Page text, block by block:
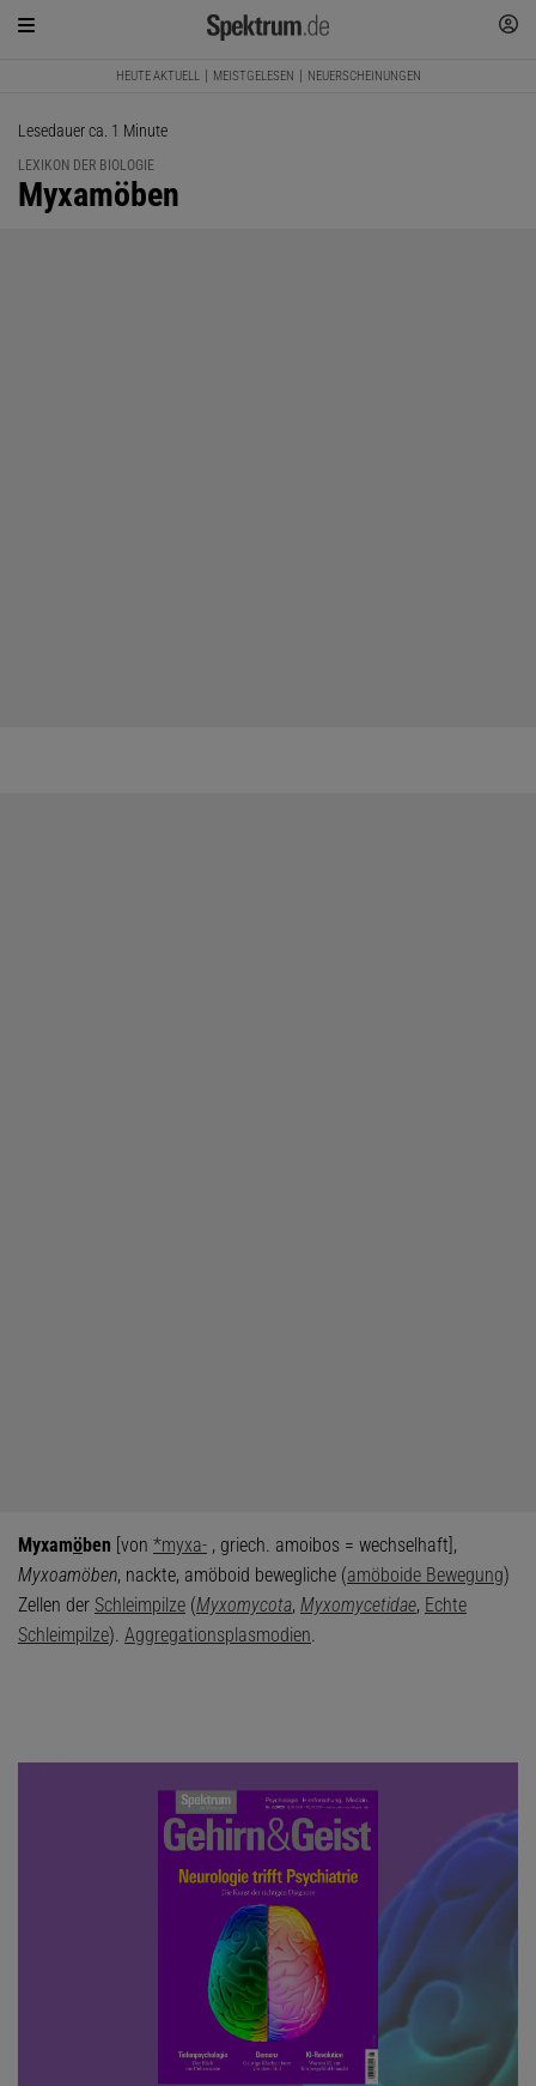
HEUTE AKTUELL MEISTGELESEN NEUERSCHEINUNGEN
Lesedauer ca. 1 Minute
LEXIKON DER BIOLOGIE
:
Myxamöben
Myxamöben [von *myxa- , griech. amoibos = wechselhaft],
Myxoamöben, nackte, amöboid bewegliche (amöboide Bewegung)
Zellen der Schleimpilze (Myxomycota, Myxomycetidae, Echte
Schleimpilze). Aggregationsplasmodien.